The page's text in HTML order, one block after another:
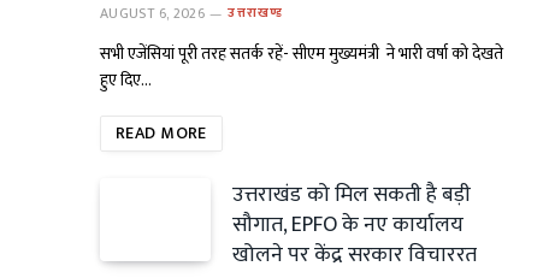
AUGUST 6, 2026 उत्तराखण्ड
सभी एजेंसियां पूरी तरह सतर्क रहें- सीएम मुख्यमंत्री ने भारी वर्षा को देखते
हुए दिए…
READ MORE
उत्तराखंड को मिल सकती है बड़ी
सौगात, EPFO के नए कार्यालय
खोलने पर केंद्र सरकार विचाररत